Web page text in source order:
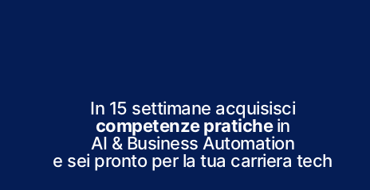
In 15 settimane acquisisci
competenze pratichein
AI & Business Automation
e sei pronto per la tua carriera tech